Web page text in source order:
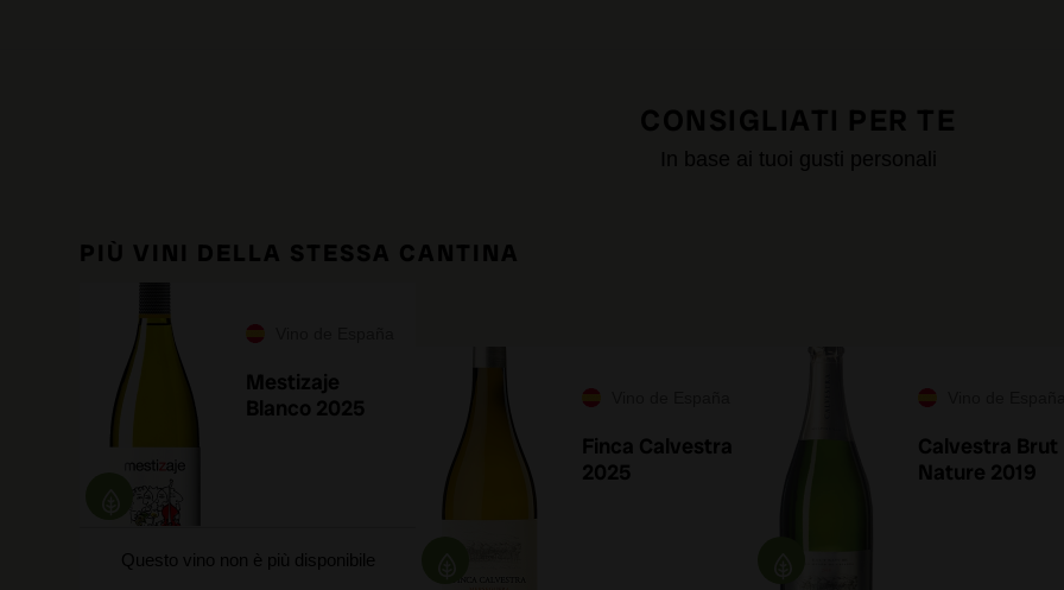
CONSIGLIATI PER TE
In base ai tuoi gusti personali
PIÙ VINI DELLA STESSA CANTINA
Mestizaje
Blanco 2025
Questo vino non è più disponibile
Finca Calvestra
2025
Calvestra Brut
Nature 2019